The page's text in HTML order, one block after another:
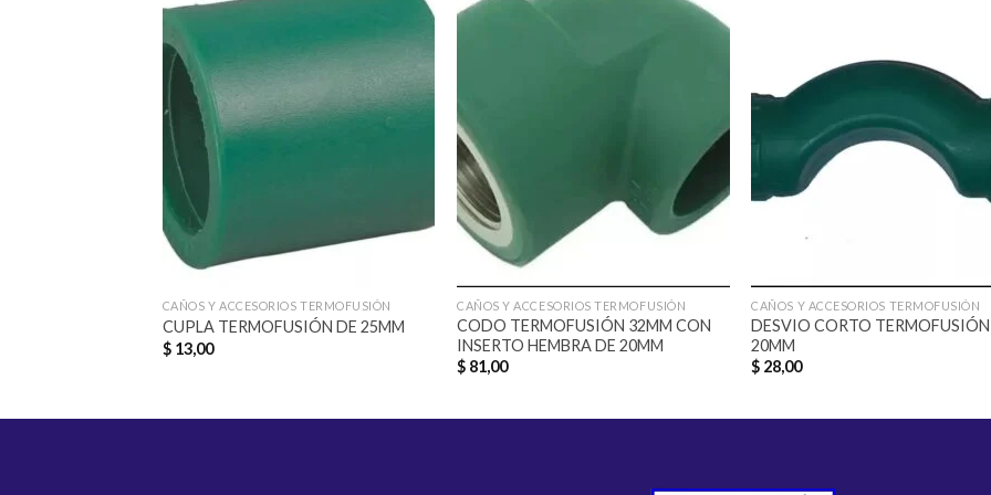
lista de
deseos
CAÑOS Y ACCESORIOS TERMOFUSIÓN
CUPLA TERMOFUSIÓN DE 25MM
$13,00
CAÑOS Y ACCESORIOS TERMOFUSIÓN
CODO TERMOFUSIÓN 32MM CON
INSERTO HEMBRA DE 20MM
$ 81,00
lista
CAÑOS Y ACCESORIOS TERMOFUSIÓN
DESVIO CORTO TERMOFUSIÓN
20MM
$ 28,00